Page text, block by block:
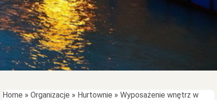
Home » Organizacje » Hurtownie » Wyposażenie wnętrz w